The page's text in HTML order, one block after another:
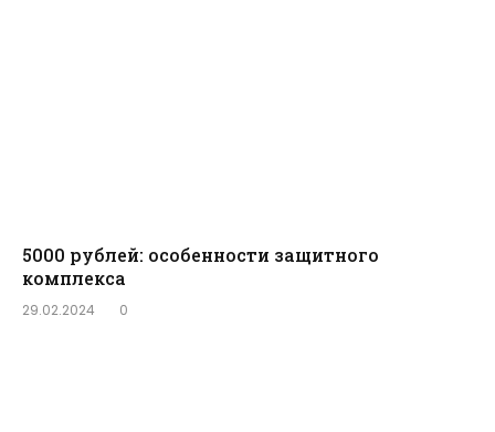
5000 рублей: особенности защитного
комплекса
29.02.2024 0